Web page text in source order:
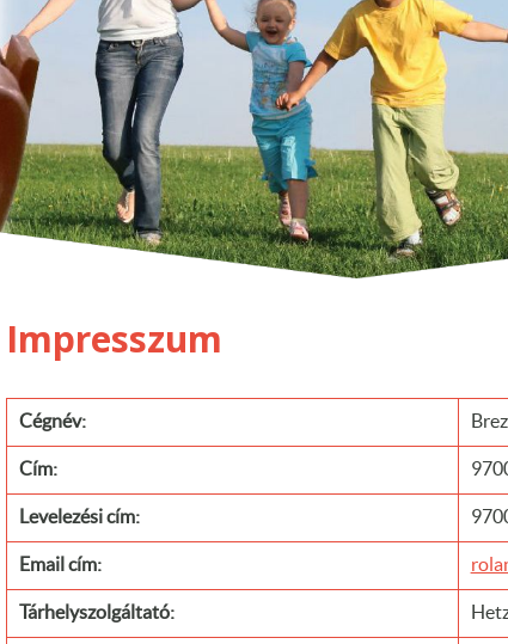
Impresszum
Cégnév:
Cím:
Levelezési cím:
Email cím:
Tárhelyszolgáltató: